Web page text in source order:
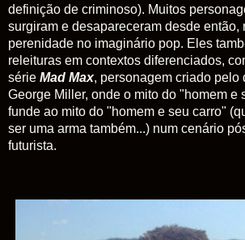
definição de criminoso). Muitos
surgiram e desapareceram desde então,
perenidade no imaginário pop. Eles
releituras em contextos diferenciados,
série Mad Max, personagem criado pelo
George Miller, onde o mito do "homem e
funde ao mito do "homem e seu carro"
ser uma arma também...) num cenário
futurista.